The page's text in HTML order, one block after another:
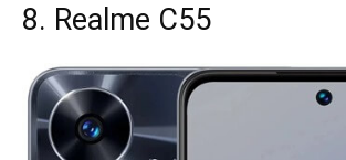
8. Realme C55